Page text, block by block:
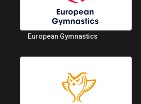
European Gymnastics